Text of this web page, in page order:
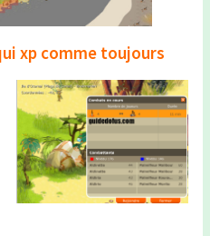
xp comme toujours